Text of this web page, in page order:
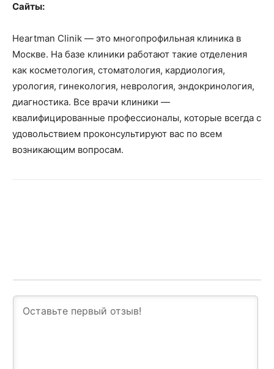
Сайты:
Heartman Clinik — это многопрофильная клиника в
Москве. На базе клиники работают такие отделения
как косметология, стоматология, кардиология,
урология, гинекология, неврология, эндокринология,
диагностика. Все врачи клиники —
квалифицированные профессионалы, которые всегда с
удовольствием проконсультируют вас по всем
возникающим вопросам.